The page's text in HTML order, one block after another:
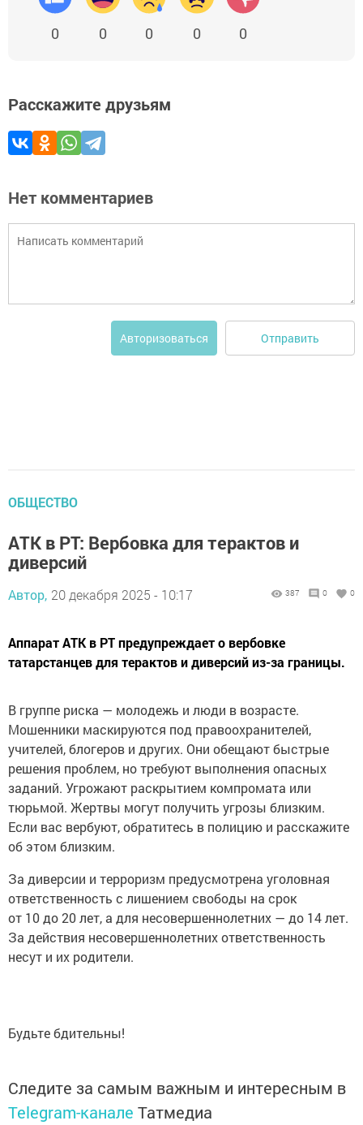
0 0 0 0 0
Расскажите друзьям
Нет комментариев
Авторизоваться Отправить
ОБЩЕСТВО
АТК в РТ: Вербовка для терактов и
диверсий
Автор, 20 декабря 2025 - 10:17 387 0 0
Аппарат АТК в РТ предупреждает о вербовке
татарстанцев для терактов и диверсий из-за границы.
В группе риска — молодежь и люди в возрасте.
Мошенники маскируются под правоохранителей,
учителей, блогеров и других. Они обещают быстрые
решения проблем, но требуют выполнения опасных
заданий. Угрожают раскрытием компромата или
тюрьмой. Жертвы могут получить угрозы близким.
Если вас вербуют, обратитесь в полицию и расскажите
об этом близким.
За диверсии и терроризм предусмотрена уголовная
ответственность с лишением свободы на срок
от 10 до 20 лет, а для несовершеннолетних — до 14 лет.
За действия несовершеннолетних ответственность
несут и их родители.
Будьте бдительны!
Следите за самым важным и интересным в
Telegram-канале Татмедиа